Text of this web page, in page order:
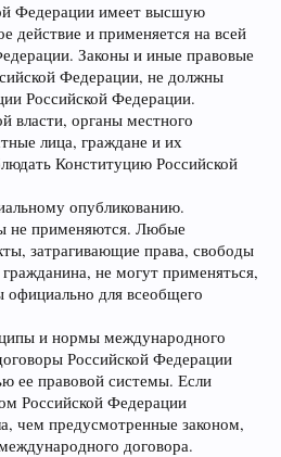
Федерации имеет высшую
действие и применяется на всей
Законы и иные правовые
Федерации, не должны
Российской Федерации.
власти, органы местного
лица, граждане и их
Конституцию Российской
опубликованию.
не применяются. Любые
затрагивающие права, свободы
не могут применяться,
официально для всеобщего
и нормы международного
Российской Федерации
ее правовой системы. Если
Российской Федерации
чем предусмотренные законом,
договора.